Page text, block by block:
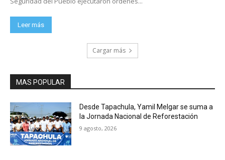
Leer más
Cargar más
MAS POPULAR
Desde Tapachula, Yamil Melgar se suma a
la Jornada Nacional de Reforestación
9 agosto, 2026